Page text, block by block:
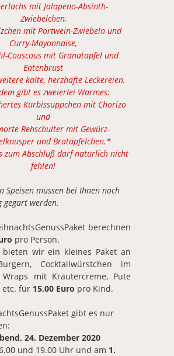
mit Jalapeno-Absinth-
Zwiebelchen,
mit Portwein-Zwiebeln und
Curry-Mayonnaise,
Couscous mit Granatapfel und
Entenbrust
kalte, herzhafte Leckereien.
gibt es zweierlei Warmes:
Kürbissüppchen mit Chorizo
und
Rehschulter mit Gewürz-
und Bratäpfelchen.*
zum Abschluß darf natürlich nicht
fehlen!
Speisen müssen bei Ihnen noch
werden.
berechnen
pro Person.
bieten wir ein kleines Paket an
Cocktailwürstchen im
Wraps mit Kräutercreme, Pute
etc. für 15,00 Euro pro Kind.
gibt es nur
24. Dezember 2020
und 19.00 Uhr und am 1.